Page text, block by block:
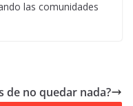
las comunidades
de no quedar nada?